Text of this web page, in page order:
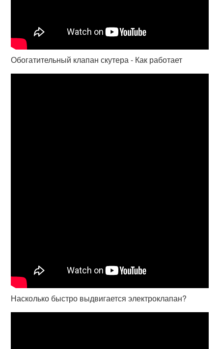
Обогатительный клапан скутера - Как работает
Насколько быстро выдвигается электроклапан?